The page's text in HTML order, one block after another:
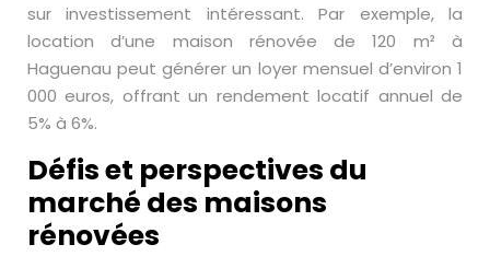
sur investissement intéressant. Par exemple, la
location d’une maison rénovée de 120 m² à
Haguenau peut générer un loyer mensuel d’environ 1
000 euros, offrant un rendement locatif annuel de
5% à 6%.
Défis et perspectives du
marché des maisons
rénovées